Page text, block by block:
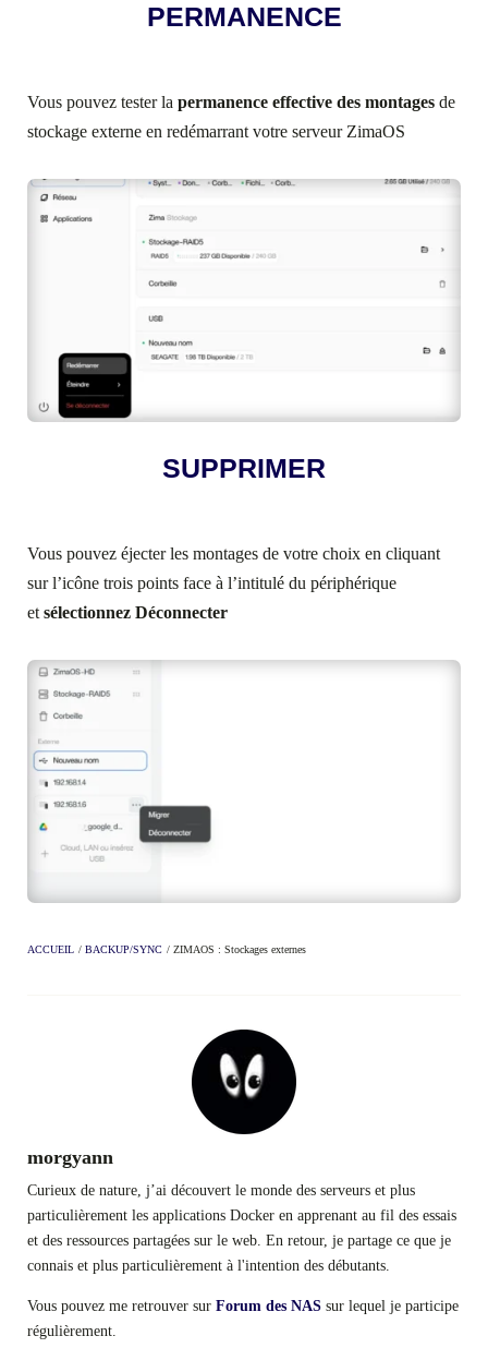
PERMANENCE
Vous pouvez tester la permanence effective des montages de
stockage externe en redémarrant votre serveur ZimaOS
SUPPRIMER
Vous pouvez éjecter les montages de votre choix en cliquant
sur l’icône trois points face à l’intitulé du périphérique
et sélectionnez Déconnecter
ACCUEIL / BACKUP/SYNC / ZIMAOS : Stockages externes
morgyann
Curieux de nature, j’ai découvert le monde des serveurs et plus
particulièrement les applications Docker en apprenant au fil des essais
et des ressources partagées sur le web. En retour, je partage ce que je
connais et plus particulièrement à l'intention des débutants.
Vous pouvez me retrouver sur Forum des NAS sur lequel je participe
régulièrement.